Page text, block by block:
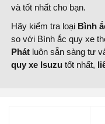
và tốt nhất cho bạn.
Hãy kiểm tra loại Bình
so với Bình ắc quy xe
Phát luôn sẵn sàng tư
quy xe Isuzu tốt nhất,